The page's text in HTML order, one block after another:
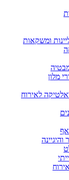
ומשקאות
מלון
לאירוח
והיגיינה